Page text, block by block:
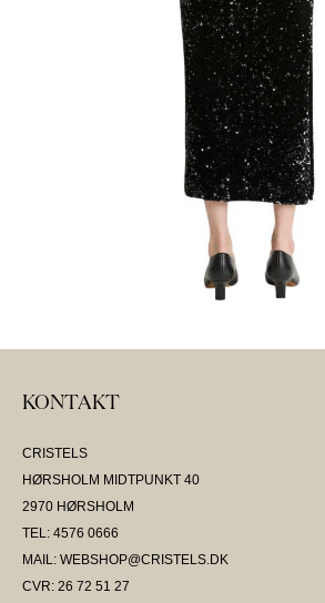
KONTAKT
CRISTELS
HØRSHOLM MIDTPUNKT 40
2970 HØRSHOLM
TEL: 4576 0666
MAIL: WEBSHOP@CRISTELS.DK
CVR: 26 72 51 27